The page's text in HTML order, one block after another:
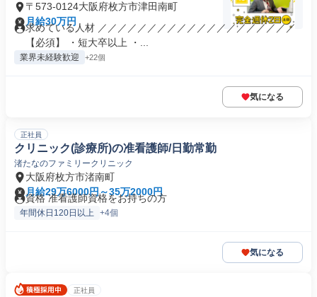
〒573-0124大阪府枚方市津田南町
月給30万円
求めている人材 ／／／／／／／／／／／／／／／／／／／／
【必須】 ・短大卒以上 ・...
業界未経験歓迎 +22個
気になる
正社員
クリニック(診療所)の准看護師/日勤常勤
渚たなのファミリークリニック
大阪府枚方市渚南町
月給29万6000円～35万2000円
資格 准看護師資格をお持ちの方
年間休日120日以上 +4個
気になる
正社員